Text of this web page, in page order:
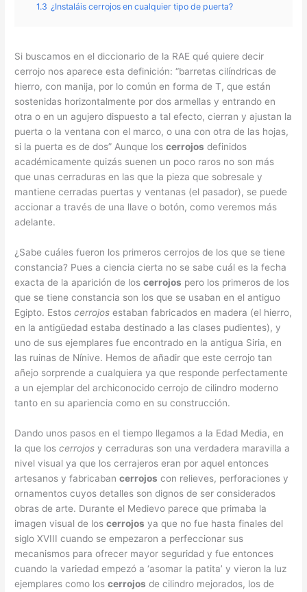
1.3 ¿Instaláis cerrojos en cualquier tipo de puerta?
Si buscamos en el diccionario de la RAE qué quiere decir
cerrojo nos aparece esta definición: “barretas cilíndricas de
hierro, con manija, por lo común en forma de T, que están
sostenidas horizontalmente por dos armellas y entrando en
otra o en un agujero dispuesto a tal efecto, cierran y ajustan la
puerta o la ventana con el marco, o una con otra de las hojas,
si la puerta es de dos” Aunque loscerrojos definidos
académicamente quizás suenen un poco raros no son más
que unas cerraduras en las que la pieza que sobresale y
mantiene cerradas puertas y ventanas (el pasador), se puede
accionar a través de una llave o botón, como veremos más
adelante.
¿Sabe cuáles fueron los primeros cerrojos de los que se tiene
constancia? Pues a ciencia cierta no se sabe cuál es la fecha
exacta de la aparición de loscerrojos pero los primeros de los
que se tiene constancia son los que se usaban en el antiguo
Egipto. Estoscerrojos estaban fabricados en madera (el hierro,
en la antigüedad estaba destinado a las clases pudientes), y
uno de sus ejemplares fue encontrado en la antigua Siria, en
las ruinas de Nínive. Hemos de añadir que este cerrojo tan
añejo sorprende a cualquiera ya que responde perfectamente
a un ejemplar del archiconocido cerrojo de cilindro moderno
tanto en su apariencia como en su construcción.
Dando unos pasos en el tiempo llegamos a la Edad Media, en
la que loscerrojos y cerraduras son una verdadera maravilla a
nivel visual ya que los cerrajeros eran por aquel entonces
artesanos y fabricabancerrojos con relieves, perforaciones y
ornamentos cuyos detalles son dignos de ser considerados
obras de arte. Durante el Medievo parece que primaba la
imagen visual de loscerrojos ya que no fue hasta finales del
siglo XVIII cuando se empezaron a perfeccionar sus
mecanismos para ofrecer mayor seguridad y fue entonces
cuando la variedad empezó a ‘asomar la patita’ y vieron la luz
ejemplares como loscerrojos de cilindro mejorados, los de